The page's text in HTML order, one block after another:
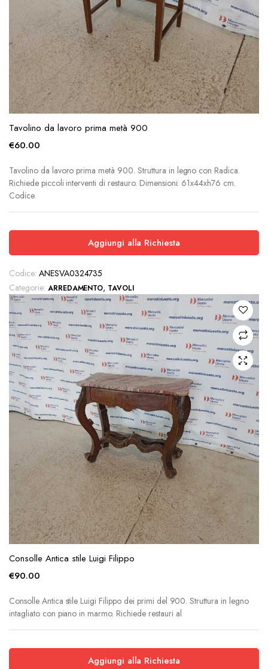
Tavolino da lavoro prima metà 900
€60.00
Tavolino da lavoro prima metà 900. Struttura in legno con Radica.
Richiede piccoli interventi di restauro. Dimensioni: 61x44xh76 cm.
Codice
Aggiungi alla Richiesta
Codice: ANESVA0324735
Categorie: ARREDAMENTO, TAVOLI
Consolle Antica stile Luigi Filippo
€90.00
Consolle Antica stile Luigi Filippo dei primi del 900. Struttura in legno
intagliato con piano in marmo. Richiede restauri al
Aggiungi alla Richiesta